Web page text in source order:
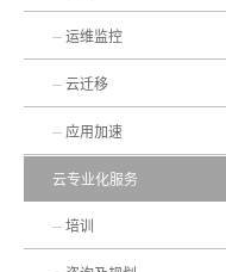
运维监控
云迁移
应用加速
云专业化服务
培训